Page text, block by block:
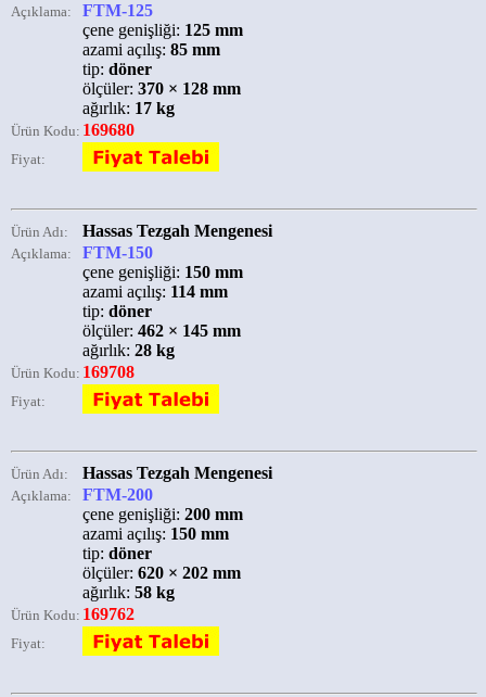
Açıklama:
FTM-125
çene genişliği: 125 mm
azami açılış: 85 mm
tip: döner
ölçüler: 370 × 128 mm
ağırlık: 17 kg
Ürün Kodu: 169680
Fiyat:
Ürün Adı: Hassas Tezgah Mengenesi
Açıklama:
FTM-150
çene genişliği: 150 mm
azami açılış: 114 mm
tip: döner
ölçüler: 462 × 145 mm
ağırlık: 28 kg
Ürün Kodu: 169708
Fiyat:
Ürün Adı: Hassas Tezgah Mengenesi
Açıklama:
FTM-200
çene genişliği: 200 mm
azami açılış: 150 mm
tip: döner
ölçüler: 620 × 202 mm
ağırlık: 58 kg
Ürün Kodu: 169762
Fiyat: